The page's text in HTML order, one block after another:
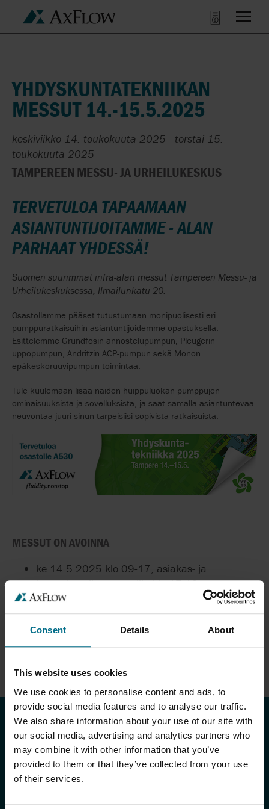
Consent Details About
This website uses cookies
We use cookies to personalise content and ads, to
provide social media features and to analyse our traffic.
We also share information about your use of our site with
our social media, advertising and analytics partners who
may combine it with other information that you’ve
provided to them or that they’ve collected from your use
of their services.
YHDYSKUNTATEKNIIKAN
MESSUT 14.-15.5.2025
keskiviikko 14. toukokuuta 2025 - torstai 15.
toukokuuta 2025
TAMPEREEN MESSU- JA URHEILUKESKUS
TERVETULOA TAPAAMAAN
ASIANTUNTIJOITAMME -ALAN
PARHAAT YHDESSÄ!
Suomen suurimmat infra-alan messut Tampereen Messu- ja
Urheilukeskuksessa, Ilmailunkatu 20.
Osastollamme pääset tutustumaan monipuolisesti eri
pumppuratkaisuihin asiantuntijoidemme opastuksella.
Esittelemme Grundfosin annostelupumpun, Pleugerin
uppopumpun, Andritzin ACP-pumpun sekä Monon
epäkeskoruuvipumpun toimintaa.
Tule kuulemaan lisää näiden huippuluokan pumppujen
ominaisuuksista ja sovelluksista, ja saat samalla asiantuntevaa
neuvontaa juuri sinun tarpeisiisi sopivista ratkaisuista.
MESSUT ON AVOINNA
ke 14.5.2025 klo 09-17, asiakas- ja
kutsuvierasilta osastoilla klo 17-19.
to 15.5.2025 klo 09-16.
Ilmoittaudu messuille / Register for trade fair
TUOTTEET & PALVELUT
Tuotteet